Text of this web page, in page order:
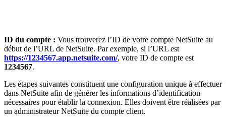
ID du compte : Vous trouverez l’ID de votre compte NetSuite au
début de l’URL de NetSuite. Par exemple, si l’URL est
https://1234567.app.netsuite.com/, votre ID de compte est
1234567.
Les étapes suivantes constituent une configuration unique à effectuer
dans NetSuite afin de générer les informations d’identification
nécessaires pour établir la connexion. Elles doivent être réalisées par
un administrateur NetSuite du compte client.